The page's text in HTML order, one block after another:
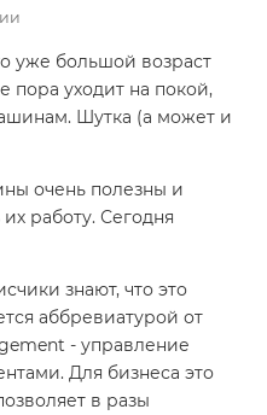
уже большой возраст
пора уходит на покой,
Шутка (а может и
очень полезны и
работу. Сегодня
знают, что это
аббревиатурой от
- управление
Для бизнеса это
в разы